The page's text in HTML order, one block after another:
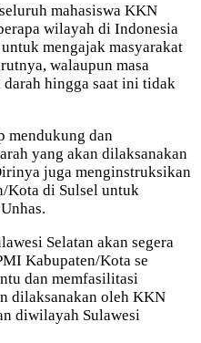
mahasiswa KKN
wilayah di Indonesia
mengajak masyarakat
walaupun masa
hingga saat ini tidak
mendukung dan
yang akan dilaksanakan
juga menginstruksikan
Kota di Sulsel untuk
Selatan akan segera
Kabupaten/Kota se
dan memfasilitasi
dilaksanakan oleh KKN
diwilayah Sulawesi